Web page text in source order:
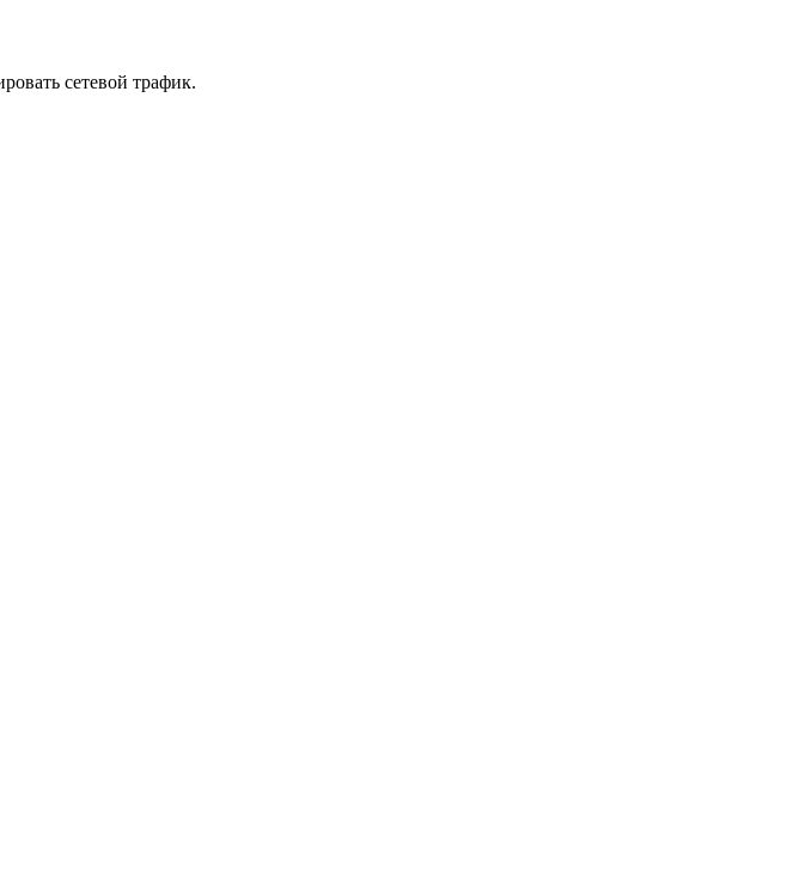
сетевой трафик.